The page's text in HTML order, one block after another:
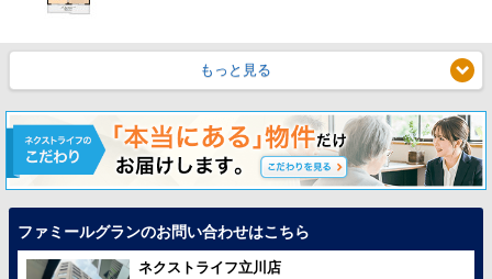
もっと見る
ファミールグランのお問い合わせはこちら
ネクストライフ立川店